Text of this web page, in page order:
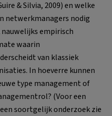
& Silvia, 2009) en welke
netwerkmanagers nodig
nauwelijks empirisch
waarin
van klassiek
In hoeverre kunnen
type management of
(Voor een
soortgelijk onderzoek zie